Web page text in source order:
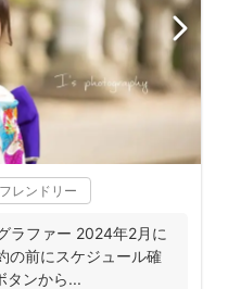
レンドリー
ラファー 2024年2月に
の前にスケジュール確
タンから...